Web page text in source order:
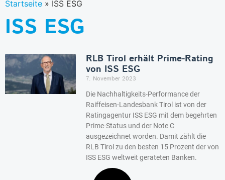
Startseite » ISS ESG
ISS ESG
RLB Tirol erhält Prime-Rating
von ISS ESG
7. November 2023
Die Nachhaltigkeits-Performance der
Raiffeisen-Landesbank Tirol ist von der
Ratingagentur ISS ESG mit dem begehrten
Prime-Status und der Note C
ausgezeichnet worden. Damit zählt die
RLB Tirol zu den besten 15 Prozent der von
ISS ESG weltweit gerateten Banken.